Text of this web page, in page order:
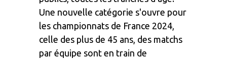
Une nouvelle catégorie s'ouvre pour
les championnats de France 2024,
celle des plus de 45 ans, des matchs
par équipe sont en train de